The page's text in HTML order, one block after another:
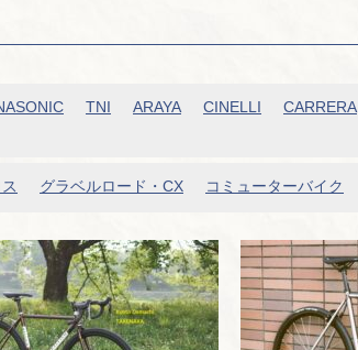
TNI ARAYA CINELLI CARRERA
グラベルロード・CX コミューターバイク